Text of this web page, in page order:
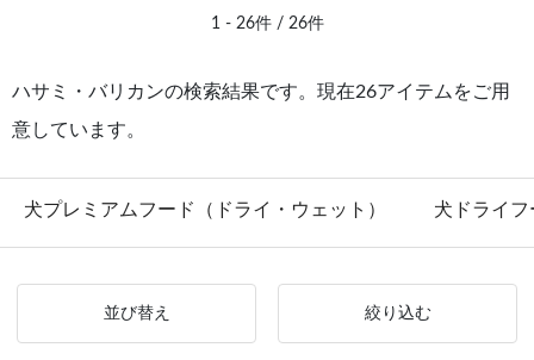
1 - 26件 / 26件
ハサミ・バリカンの検索結果です。現在26アイテムをご用
意しています。
犬プレミアムフード（ドライ・ウェット） 犬ドライフ
並び替え 絞り込む